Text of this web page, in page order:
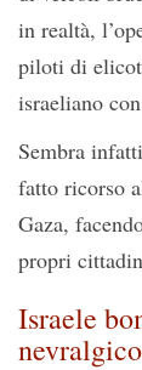
in realtà,
piloti di
israeliano
Sembra
fatto ricorso
Gaza,
propri
Israele